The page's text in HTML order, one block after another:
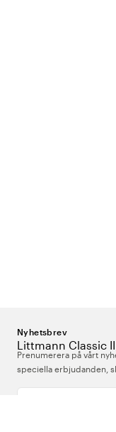
Littmann Classic
Nyhetsbrev
Prenumerera på vårt
speciella erbjudanden,
Ange din e-postadress